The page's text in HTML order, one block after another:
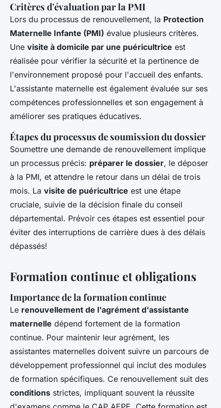
Critères d'évaluation par la PMI
Lors du processus de renouvellement, la Protection
Maternelle Infante (PMI) évalue plusieurs critères.
Une visite à domicile par une puéricultrice est
réalisée pour vérifier la sécurité et la pertinence de
l'environnement proposé pour l'accueil des enfants.
L'assistante maternelle est également évaluée sur ses
compétences professionnelles et son engagement à
améliorer ses pratiques éducatives.
Étapes du processus de soumission du dossier
Soumettre une demande de renouvellement implique
un processus précis: préparer le dossier, le déposer
à la PMI, et attendre le retour dans un délai de trois
mois. La visite de puéricultrice est une étape
cruciale, suivie de la décision finale du conseil
départemental. Prévoir ces étapes est essentiel pour
éviter des interruptions de carrière dues à des délais
dépassés!
Formation continue et obligations
Importance de la formation continue
Le renouvellement de l'agrément d'assistante
maternelle dépend fortement de la formation
continue. Pour maintenir leur agrément, les
assistantes maternelles doivent suivre un parcours de
développement professionnel qui inclut des modules
de formation spécifiques. Ce renouvellement suit des
conditions strictes, impliquant souvent la réussite